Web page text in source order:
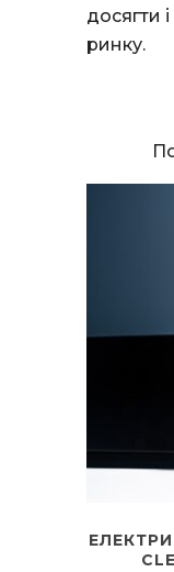
досягти
ринку.